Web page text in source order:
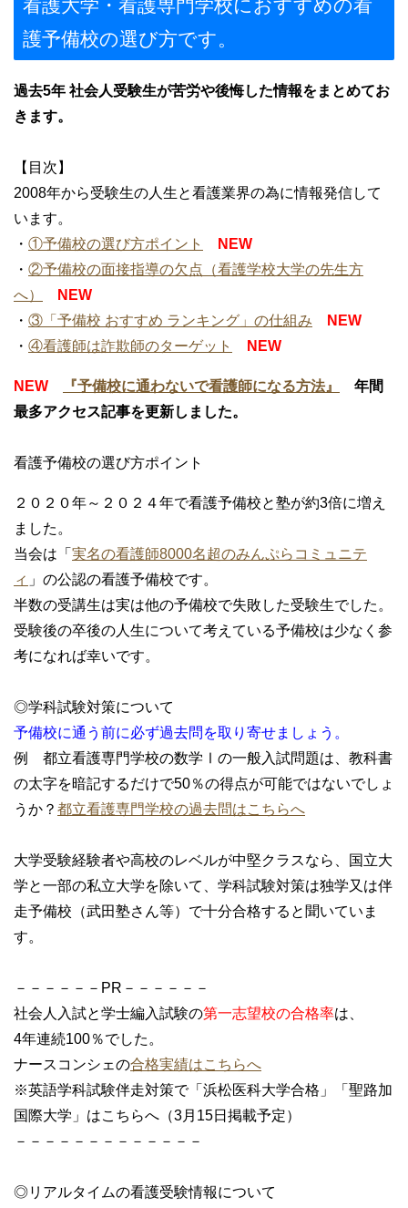
看護大学・看護専門学校におすすめの看
護予備校の選び方です。
過去5年 社会人受験生が苦労や後悔した情報をまとめてお
きます。
【目次】
2008年から受験生の人生と看護業界の為に情報発信して
います。
・ ①予備校の選び方ポイント
NEW
・ ②予備校の面接指導の欠点（看護学校大学の先生方
へ）
NEW
・ ③「予備校 おすすめ ランキング」の仕組み
NEW
・ ④看護師は詐欺師のターゲット NEW
NEW 『予備校に通わないで看護師になる方法』
年間
最多アクセス記事を更新しました。
看護予備校の選び方ポイント
２０２０年～２０２４年で看護予備校と塾が約3倍に増え
ました。
当会は「 実名の看護師8000名超のみんぷらコミュニテ
ィ 」の公認の看護予備校です。
半数の受講生は実は他の予備校で失敗した受験生でした。
受験後の卒後の人生について考えている予備校は少なく参
考になれば幸いです。
◎学科試験対策について
予備校に通う前に必ず過去問を取り寄せましょう。
例 都立看護専門学校の数学Ⅰの一般入試問題は、教科書
の太字を暗記するだけで50％の得点が可能ではないでしょ
うか？ 都立看護専門学校の過去問はこちらへ
大学受験経験者や高校のレベルが中堅クラスなら、国立大
学と一部の私立大学を除いて、学科試験対策は独学又は伴
走予備校（武田塾さん等）で十分合格すると聞いていま
す。
－－－－－－PR－－－－－－
社会人入試と学士編入試験の第一志望校の合格率は、
4年連続100％でした。
ナースコンシェの合格実績はこちらへ
※英語学科試験伴走対策で「浜松医科大学合格」「聖路加
国際大学」はこちらへ（3月15日掲載予定）
－－－－－－－－－－－－－
◎リアルタイムの看護受験情報について